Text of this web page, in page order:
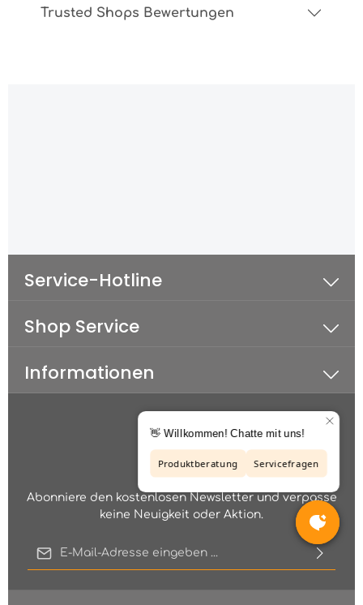
Trusted Shops Bewertungen
Abonniere den kostenlosen Newsletter und verpasse
keine Neuigkeit oder Aktion.
genommen und dieAGBgelesen und bin mit ihnen
DatenschutzrichtlinieundNutzungsbedingungen.
Service-Hotline
Shop Service
Informationen